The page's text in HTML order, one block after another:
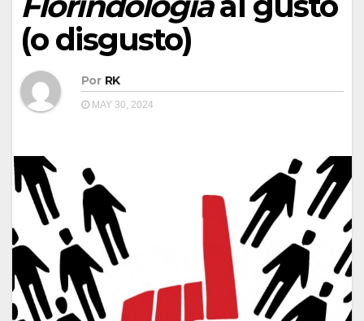
(o disgusto)
Por RK
MAY 30, 2024